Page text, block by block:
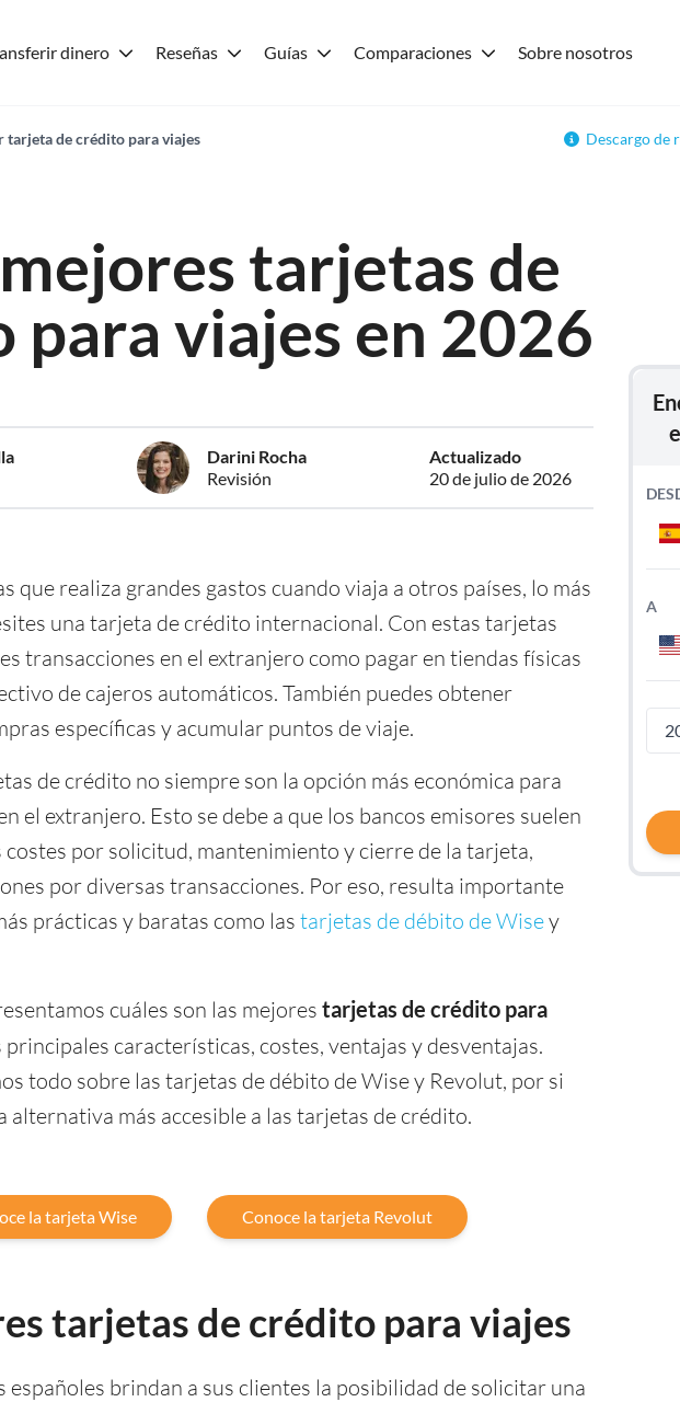
dinero Reseñas Guías Comparaciones Sobre nosotros
tarjeta de crédito para viajes Descargo de
tarjetas de
para viajes en 2026
Darini Rocha
Revisión
Actualizado
20 de julio de 2026
que realiza grandes gastos cuando viaja a otros países, lo más
una tarjeta de crédito internacional. Con estas tarjetas
transacciones en el extranjero como pagar en tiendas físicas
de cajeros automáticos. También puedes obtener
específicas y acumular puntos de viaje.
de crédito no siempre son la opción más económica para
el extranjero. Esto se debe a que los bancos emisores suelen
por solicitud, mantenimiento y cierre de la tarjeta,
por diversas transacciones. Por eso, resulta importante
prácticas y baratas como lastarjetas de débito de Wisey
cuáles son las mejores tarjetas de crédito para
principales características, costes, ventajas y desventajas.
todo sobre las tarjetas de débito de Wise y Revolut, por si
alternativa más accesible a las tarjetas de crédito.
la tarjeta Wise Conoce la tarjeta Revolut
tarjetas de crédito para viajes
españoles brindan a sus clientes la posibilidad de solicitar una
A